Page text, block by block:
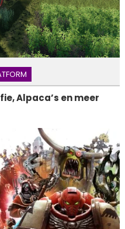
Alpaca’s en meer